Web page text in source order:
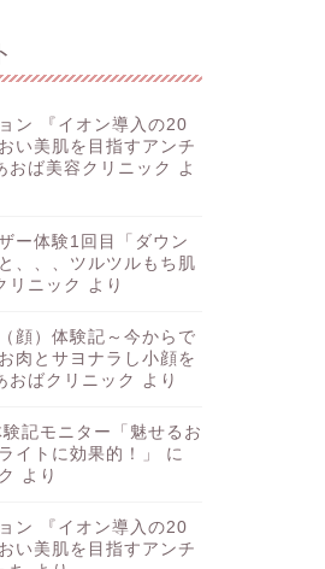
ン 『イオン導入の20
い美肌を目指すアンチ
おば美容クリニック
よ
ー体験1回目「ダウン
、、、ツルツルもち肌
リニック より
顔）体験記～今からで
肉とサヨナラし小顔を
おばクリニック より
記モニター「魅せるお
イトに効果的！」
に
より
ン 『イオン導入の20
い美肌を目指すアンチ